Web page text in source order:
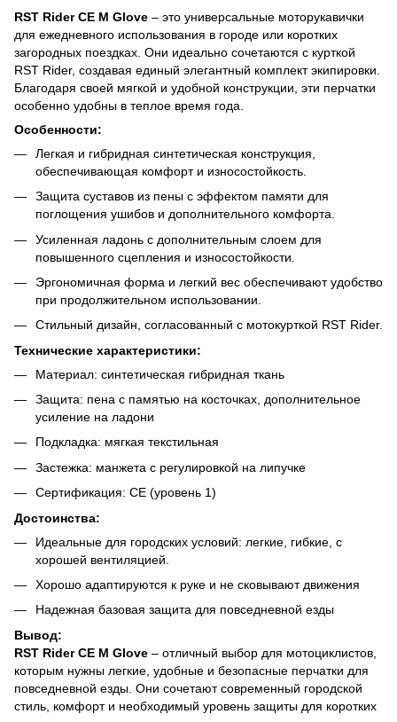
RST Rider CE M Glove – это универсальные моторукавички
для ежедневного использования в городе или коротких
загородных поездках. Они идеально сочетаются с курткой
RST Rider, создавая единый элегантный комплект экипировки.
Благодаря своей мягкой и удобной конструкции, эти перчатки
особенно удобны в теплое время года.
Особенности:
Легкая и гибридная синтетическая конструкция,
обеспечивающая комфорт и износостойкость.
Защита суставов из пены с эффектом памяти для
поглощения ушибов и дополнительного комфорта.
Усиленная ладонь с дополнительным слоем для
повышенного сцепления и износостойкости.
Эргономичная форма и легкий вес обеспечивают удобство
при продолжительном использовании.
Стильный дизайн, согласованный с мотокурткой RST Rider.
Технические характеристики:
Материал: синтетическая гибридная ткань
Защита: пена с памятью на косточках, дополнительное
усиление на ладони
Подкладка: мягкая текстильная
Застежка: манжета с регулировкой на липучке
Сертификация: CE (уровень 1)
Достоинства:
Идеальные для городских условий: легкие, гибкие, с
хорошей вентиляцией.
Хорошо адаптируются к руке и не сковывают движения
Надежная базовая защита для повседневной езды
Вывод:
RST Rider CE M Glove – отличный выбор для мотоциклистов,
которым нужны легкие, удобные и безопасные перчатки для
повседневной езды. Они сочетают современный городской
стиль, комфорт и необходимый уровень защиты для коротких